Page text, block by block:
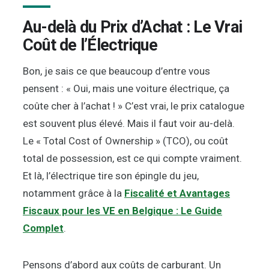
Au-delà du Prix d’Achat : Le Vrai
Coût de l’Électrique
Bon, je sais ce que beaucoup d’entre vous
pensent : « Oui, mais une voiture électrique, ça
coûte cher à l’achat ! » C’est vrai, le prix catalogue
est souvent plus élevé. Mais il faut voir au-delà.
Le « Total Cost of Ownership » (TCO), ou coût
total de possession, est ce qui compte vraiment.
Et là, l’électrique tire son épingle du jeu,
notamment grâce à la Fiscalité et Avantages
Fiscaux pour les VE en Belgique : Le Guide
Complet.
Pensons d’abord aux coûts de carburant. Un